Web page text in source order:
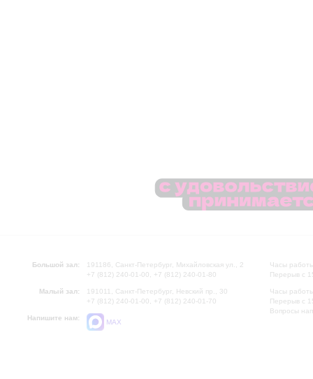
Большой зал:
191186, Санкт-Петербург, Михайловская ул., 2
+7 (812) 240-01-00, +7 (812) 240-01-80
Малый зал:
191011, Санкт-Петербург, Невский пр., 30
+7 (812) 240-01-00, +7 (812) 240-01-70
Напишите нам:
MAX
Часы
Перерыв с
Часы
Перерыв с
Вопросы